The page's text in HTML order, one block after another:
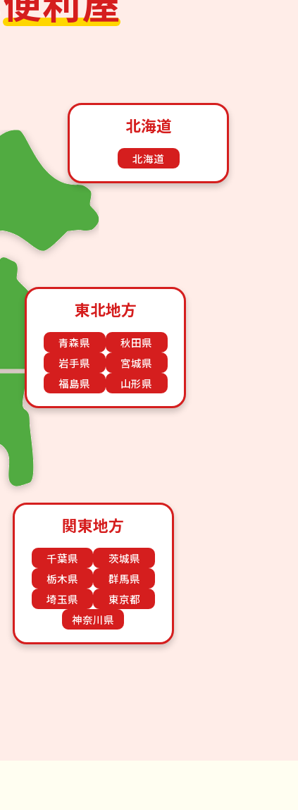
北海道
北海道
東北地方
青森県
秋田県
岩手県
宮城県
福島県
山形県
関東地方
千葉県
茨城県
栃木県
群馬県
埼玉県
東京都
神奈川県